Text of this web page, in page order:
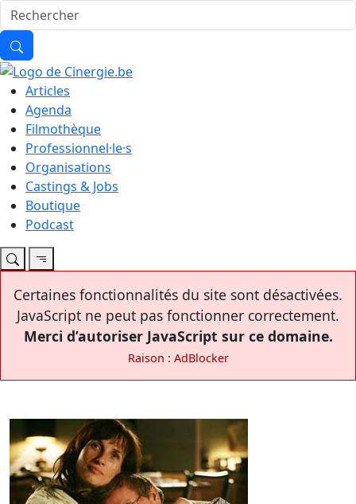
Articles
Agenda
Filmothèque
Professionnel·le·s
Organisations
Castings & Jobs
Boutique
Podcast
Certaines fonctionnalités du site sont désactivées.
JavaScript ne peut pas fonctionner correctement.
Merci d’autoriser JavaScript sur ce domaine.
Raison : AdBlocker